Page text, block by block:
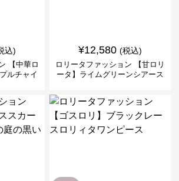
込)
【中華ロ
ルチャイ
¥12,580 (税込)
ロリータファッション 【甘ロリ
ータ】ライムグリーンシアース